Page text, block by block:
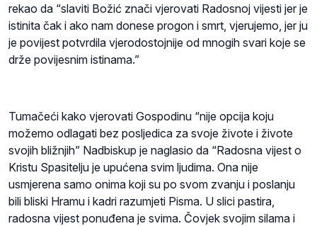
rekao da “slaviti Božić znači vjerovati Radosnoj vijesti jer je
istinita čak i ako nam donese progon i smrt, vjerujemo, jer ju
je povijest potvrdila vjerodostojnije od mnogih svari koje se
drže povijesnim istinama.”
Tumačeći kako vjerovati Gospodinu “nije opcija koju
možemo odlagati bez posljedica za svoje živote i živote
svojih bližnjih” Nadbiskup je naglasio da “Radosna vijest o
Kristu Spasitelju je upućena svim ljudima. Ona nije
usmjerena samo onima koji su po svom zvanju i poslanju
bili bliski Hramu i kadri razumjeti Pisma. U slici pastira,
radosna vijest ponuđena je svima. Čovjek svojim silama i